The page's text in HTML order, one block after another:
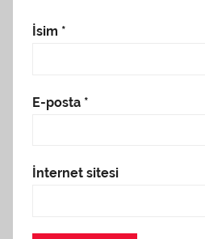
İsim *
E-posta *
İnternet sitesi